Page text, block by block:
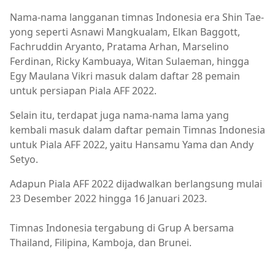
Nama-nama langganan timnas Indonesia era Shin Tae-
yong seperti Asnawi Mangkualam, Elkan Baggott,
Fachruddin Aryanto, Pratama Arhan, Marselino
Ferdinan, Ricky Kambuaya, Witan Sulaeman, hingga
Egy Maulana Vikri masuk dalam daftar 28 pemain
untuk persiapan Piala AFF 2022.
Selain itu, terdapat juga nama-nama lama yang
kembali masuk dalam daftar pemain Timnas Indonesia
untuk Piala AFF 2022, yaitu Hansamu Yama dan Andy
Setyo.
Adapun Piala AFF 2022 dijadwalkan berlangsung mulai
23 Desember 2022 hingga 16 Januari 2023.
Timnas Indonesia tergabung di Grup A bersama
Thailand, Filipina, Kamboja, dan Brunei.